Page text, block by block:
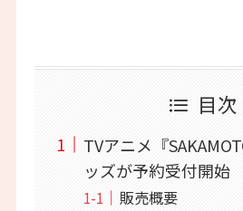
目次
TVアニメ『
ッズが予約受付開始
販売概要